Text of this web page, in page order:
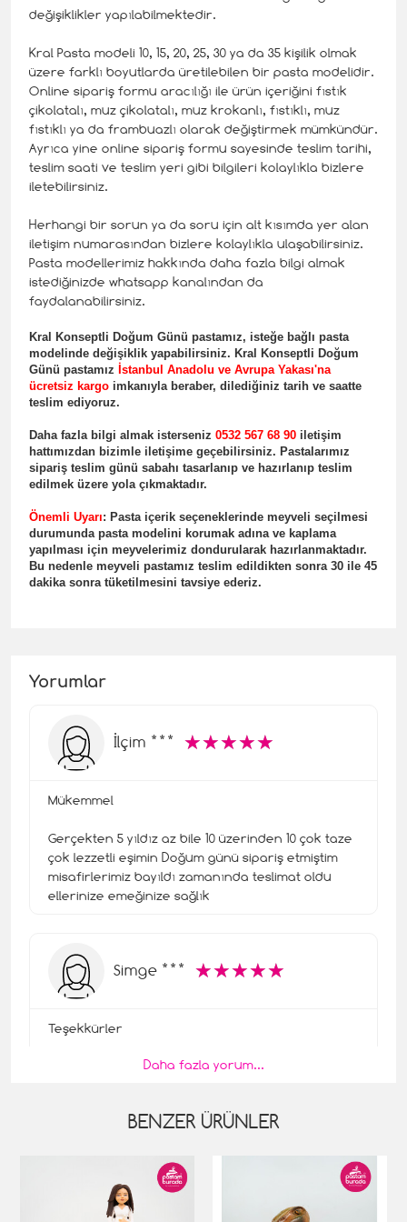
değişiklikler yapılabilmektedir.
Kral Pasta modeli 10, 15, 20, 25, 30 ya da 35 kişilik olmak
üzere farklı boyutlarda üretilebilen bir pasta modelidir.
Online sipariş formu aracılığı ile ürün içeriğini fıstık
çikolatalı, muz çikolatalı, muz krokanlı, fıstıklı, muz
fıstıklı ya da frambuazlı olarak değiştirmek mümkündür.
Ayrıca yine online sipariş formu sayesinde teslim tarihi,
teslim saati ve teslim yeri gibi bilgileri kolaylıkla bizlere
iletebilirsiniz.
Herhangi bir sorun ya da soru için alt kısımda yer alan
iletişim numarasından bizlere kolaylıkla ulaşabilirsiniz.
Pasta modellerimiz hakkında daha fazla bilgi almak
istediğinizde whatsapp kanalından da
faydalanabilirsiniz.
Kral Konseptli Doğum Günü pastamız, isteğe bağlı pasta
modelinde değişiklik yapabilirsiniz. Kral Konseptli Doğum
Günü pastamız İstanbul Anadolu ve Avrupa Yakası'na
ücretsiz kargo imkanıyla beraber, dilediğiniz tarih ve saatte
teslim ediyoruz.
Daha fazla bilgi almak isterseniz 0532 567 68 90 iletişim
hattımızdan bizimle iletişime geçebilirsiniz. Pastalarımız
sipariş teslim günü sabahı tasarlanıp ve hazırlanıp teslim
edilmek üzere yola çıkmaktadır.
Önemli Uyarı: Pasta içerik seçeneklerinde meyveli seçilmesi
durumunda pasta modelini korumak adına ve kaplama
yapılması için meyvelerimiz dondurularak hazırlanmaktadır.
Bu nedenle meyveli pastamız teslim edildikten sonra 30 ile 45
dakika sonra tüketilmesini tavsiye ederiz.
Yorumlar
İlçim *** ☆☆☆☆☆
★★★★★
Mükemmel
Gerçekten 5 yıldız az bile 10 üzerinden 10 çok taze
çok lezzetli eşimin Doğum günü sipariş etmiştim
misafirlerimiz bayıldı zamanında teslimat oldu
ellerinize emeğinize sağlık
Simge *** ☆☆☆☆☆
★★★★★
Teşekkürler
Bundan sonra tek tercihim elimden şuan bu
bayıldım kalitesine asla bayat değil ve müthiş
yapıyorlar tekrardan teşekkürlerimi iletiyorum bu
özel günde ekstra mutluluk kattıkları için bol
kazançlar
Daha fazla yorum...
BENZER ÜRÜNLER